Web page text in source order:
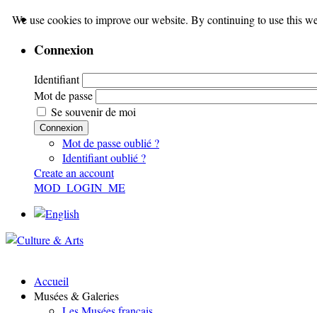
Connexion
Identifiant
Mot de passe
Se souvenir de moi
Connexion
Mot de passe oublié ?
Identifiant oublié ?
Create an account
MOD_LOGIN_ME
Accueil
Musées & Galeries
We use cookies to improve our website. By continuing to use this